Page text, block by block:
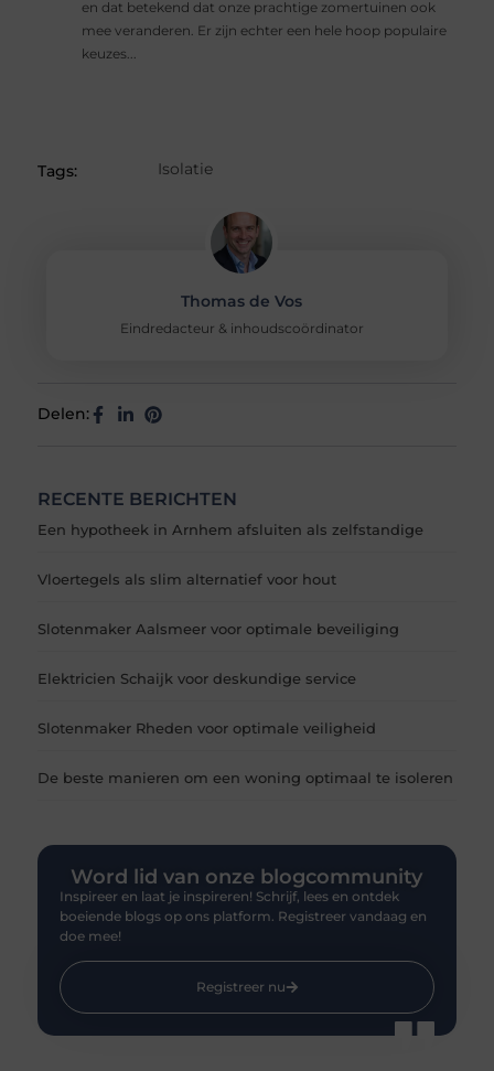
en dat betekend dat onze prachtige zomertuinen ook
mee veranderen. Er zijn echter een hele hoop populaire
keuzes...
Tags: Isolatie
Thomas de Vos
Eindredacteur & inhoudscoördinator
Delen:
RECENTE BERICHTEN
Een hypotheek in Arnhem afsluiten als zelfstandige
Vloertegels als slim alternatief voor hout
Slotenmaker Aalsmeer voor optimale beveiliging
Elektricien Schaijk voor deskundige service
Slotenmaker Rheden voor optimale veiligheid
De beste manieren om een woning optimaal te isoleren
Word lid van onze blogcommunity
Inspireer en laat je inspireren! Schrijf, lees en ontdek
boeiende blogs op ons platform. Registreer vandaag en
doe mee!
Registreer nu